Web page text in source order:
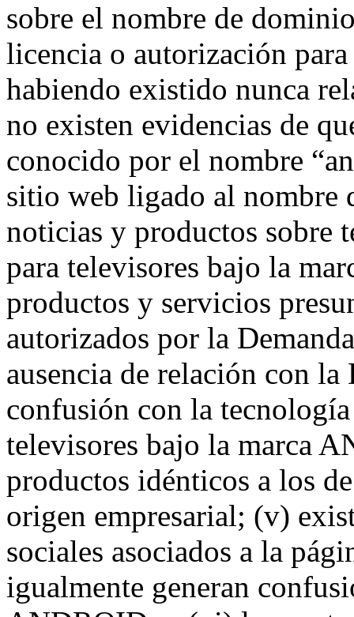
sobre el nombre de
licencia o autorización
habiendo existido nunca
no existen evidencias de
conocido por el nombre
sitio web ligado al nombre
noticias y productos sobre
para televisores bajo la
productos y servicios
autorizados por la
ausencia de relación con
confusión con la
televisores bajo la marca
productos idénticos a los
origen empresarial; (v)
sociales asociados a la
igualmente generan